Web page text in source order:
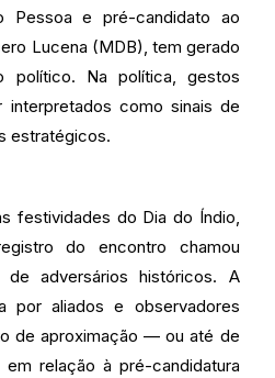
e pré-candidato ao
Lucena (MDB), tem gerado
político. Na política, gestos
interpretados como sinais de
estratégicos.
festividades do Dia do Índio,
do encontro chamou
adversários históricos. A
por aliados e observadores
de aproximação — ou até de
relação à pré-candidatura